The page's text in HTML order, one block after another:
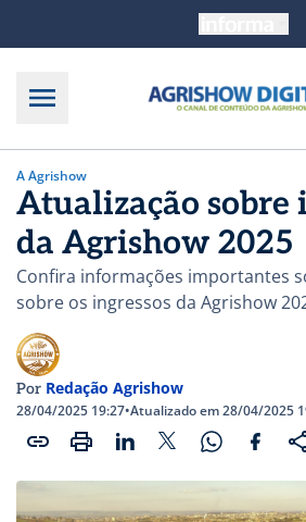
A Agrishow
Atualização sobre
da Agrishow 2025
Confira informações importantes
sobre os ingressos da Agrishow
Por Redação Agrishow
28/04/2025 19:27•Atualizado em 28/04/2025